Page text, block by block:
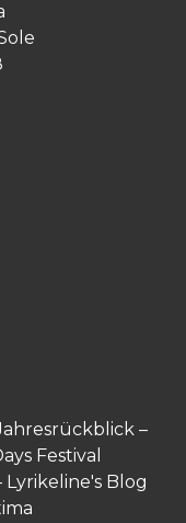
–
Festival
Lyrikeline's Blog